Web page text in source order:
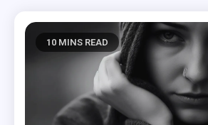
10 MINS READ